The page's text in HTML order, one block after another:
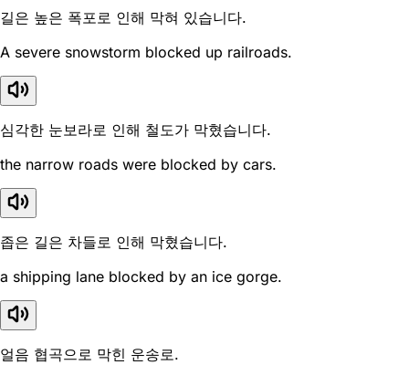
길은 높은 폭포로 인해 막혀 있습니다.
A severe snowstorm blocked up railroads.
심각한 눈보라로 인해 철도가 막혔습니다.
the narrow roads were blocked by cars.
좁은 길은 차들로 인해 막혔습니다.
a shipping lane blocked by an ice gorge.
얼음 협곡으로 막힌 운송로.